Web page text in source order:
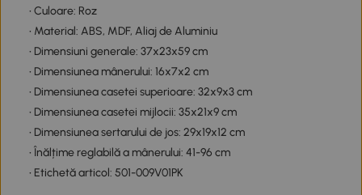
• Culoare: Roz
• Material: ABS, MDF, Aliaj de Aluminiu
• Dimensiuni generale: 37x23x59 cm
• Dimensiunea mânerului: 16x7x2 cm
• Dimensiunea casetei superioare: 32x9x3 cm
• Dimensiunea casetei mijlocii: 35x21x9 cm
• Dimensiunea sertarului de jos: 29x19x12 cm
• Înălțime reglabilă a mânerului: 41-96 cm
• Etichetă articol: 501-009V01PK